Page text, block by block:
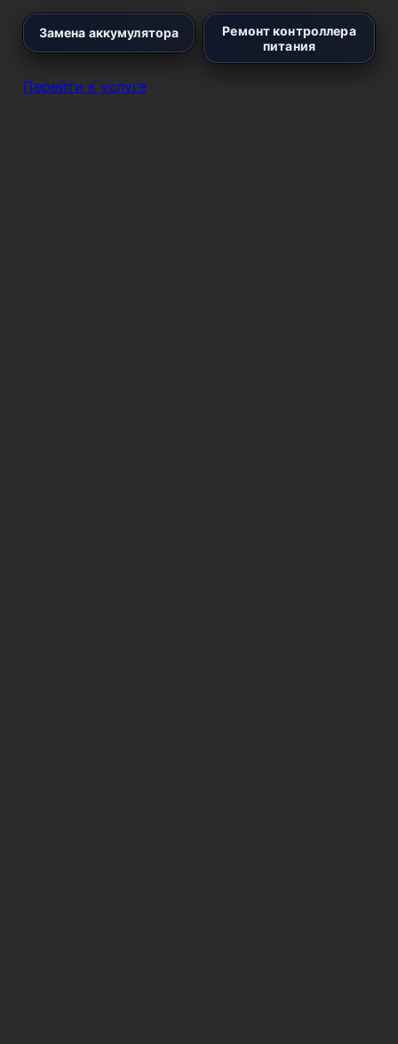
Замена аккумулятора
Ремонт контроллера
питания
Перейти к услуге